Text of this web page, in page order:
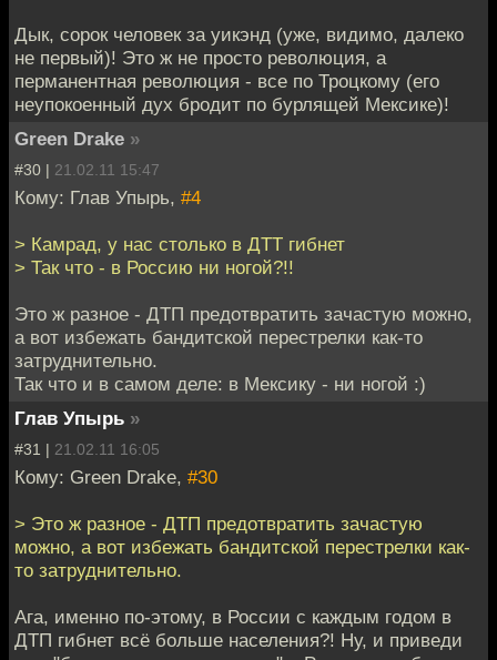
Дык, сорок человек за уикэнд (уже, видимо, далеко
не первый)! Это ж не просто революция, а
перманентная революция - все по Троцкому (его
неупокоенный дух бродит по бурлящей Мексике)!
Green Drake »
#30 | 21.02.11 15:47
Кому: Глав Упырь, #4
> Камрад, у нас столько в ДТТ гибнет
> Так что - в Россию ни ногой?!!
Это ж разное - ДТП предотвратить зачастую можно,
а вот избежать бандитской перестрелки как-то
затруднительно.
Так что и в самом деле: в Мексику - ни ногой :)
Глав Упырь »
#31 | 21.02.11 16:05
Кому: Green Drake, #30
> Это ж разное - ДТП предотвратить зачастую
можно, а вот избежать бандитской перестрелки как-
то затруднительно.
Ага, именно по-этому, в России с каждым годом в
ДТП гибнет всё больше населения?! Ну, и приведи